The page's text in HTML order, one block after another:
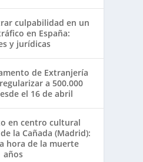
culpabilidad en un
en España:
y jurídicas
de Extranjería
a 500.000
el 16 de abril
en centro cultural
la Cañada (Madrid):
hora de la muerte
años